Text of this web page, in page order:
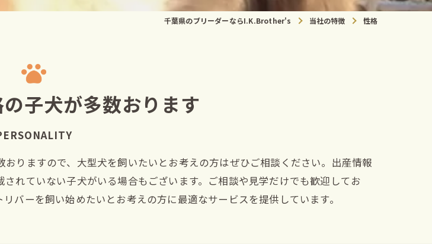
千葉県のブリーダーならI.K.Brother's 当社の特徴 性格
子犬が多数おります
りますので、大型犬を飼いたいとお考えの方はぜひご相談ください。出産情報
れていない子犬がいる場合もございます。ご相談や見学だけでも歓迎してお
バーを飼い始めたいとお考えの方に最適なサービスを提供しています。